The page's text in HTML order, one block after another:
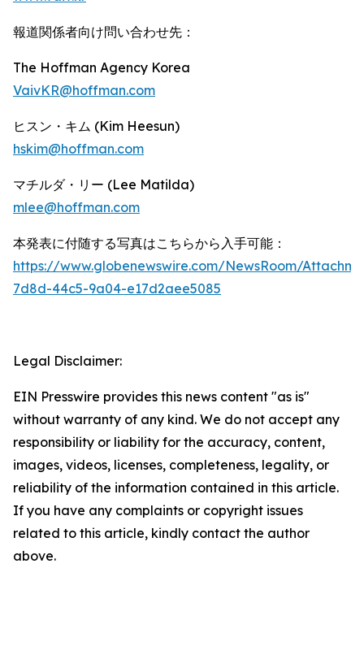
報道関係者向け問い合わせ先：
The Hoffman Agency Korea
VaivKR@hoffman.com
ヒスン・キム (Kim Heesun)
hskim@hoffman.com
マチルダ・リー (Lee Matilda)
mlee@hoffman.com
本発表に付随する写真はこちらから入手可能：
https://www.globenewswire.com/NewsRoom/
7d8d-44c5-9a04-e17d2aee5085
Legal Disclaimer:
EIN Presswire provides this news content "as is"
without warranty of any kind. We do not accept any
responsibility or liability for the accuracy, content,
images, videos, licenses, completeness, legality, or
reliability of the information contained in this article.
If you have any complaints or copyright issues
related to this article, kindly contact the author
above.